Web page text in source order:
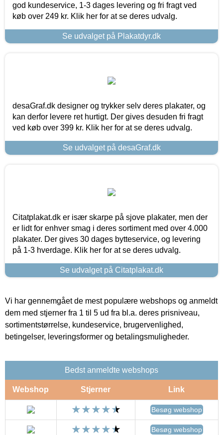
god kundeservice, 1-3 dages levering og fri fragt ved
køb over 249 kr. Klik her for at se deres udvalg.
Se udvalget på Plakatdyr.dk
desaGraf.dk designer og trykker selv deres plakater, og
kan derfor levere ret hurtigt. Der gives desuden fri fragt
ved køb over 399 kr. Klik her for at se deres udvalg.
Se udvalget på desaGraf.dk
Citatplakat.dk er især skarpe på sjove plakater, men der
er lidt for enhver smag i deres sortiment med over 4.000
plakater. Der gives 30 dages bytteservice, og levering
på 1-3 hverdage. Klik her for at se deres udvalg.
Se udvalget på Citatplakat.dk
Vi har gennemgået de mest populære webshops og anmeldt
dem med stjerner fra 1 til 5 ud fra bl.a. deres prisniveau,
sortimentstørrelse, kundeservice, brugervenlighed,
betingelser, leveringsformer og betalingsmuligheder.
Bedst anmeldte webshops
Webshop Stjerner Link
Besøg webshop
Besøg webshop